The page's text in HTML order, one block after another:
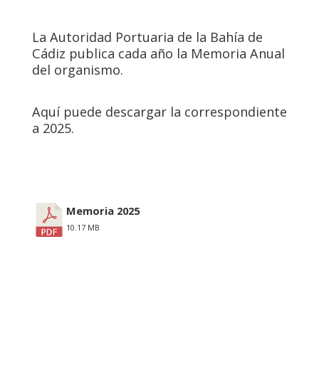
La Autoridad Portuaria de la Bahía de
Cádiz publica cada año la Memoria Anual
del organismo.
Aquí puede descargar la correspondiente
a 2025.
Memoria 2025
10.17 MB